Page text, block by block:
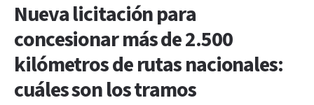
Nueva licitación para
concesionar más de 2.500
kilómetros de rutas nacionales:
cuáles son los tramos